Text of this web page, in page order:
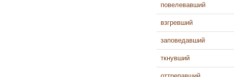
повелевавший
взгревший
заповедавший
ткнувший